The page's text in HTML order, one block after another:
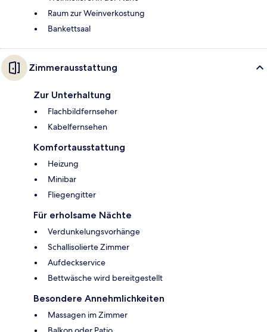
Raum zur Weinverkostung
Bankettsaal
Zimmerausstattung
Zur Unterhaltung
Flachbildfernseher
Kabelfernsehen
Komfortausstattung
Heizung
Minibar
Fliegengitter
Für erholsame Nächte
Verdunkelungsvorhänge
Schallisolierte Zimmer
Aufdeckservice
Bettwäsche wird bereitgestellt
Besondere Annehmlichkeiten
Massagen im Zimmer